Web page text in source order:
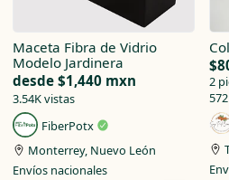
Maceta Fibra de Vidrio
Modelo Jardinera
desde $1,440 mxn
3.54K vistas
FiberPotx
Monterrey, Nuevo León
Envíos nacionales
2